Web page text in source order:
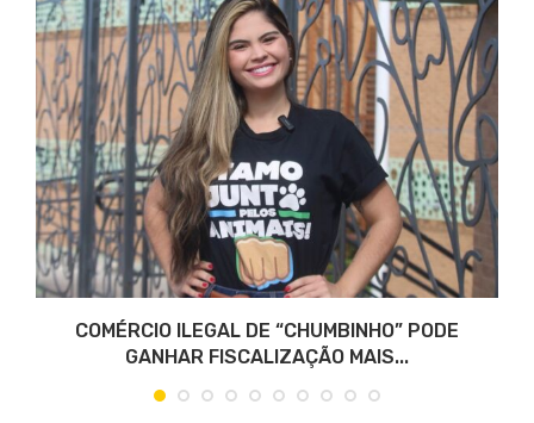
COMÉRCIO ILEGAL DE “CHUMBINHO” PODE
GANHAR FISCALIZAÇÃO MAIS...